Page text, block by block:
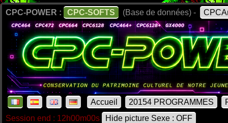
CPC-POWER : CPC-SOFTS (Base de données) -
Accueil 20154 PROGRAMMES
Session end : 12h00m00s
Hide picture Sexe : OFF